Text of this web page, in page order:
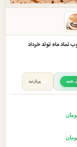
نماد ماه تولد خرداد
شنبه پربازدید